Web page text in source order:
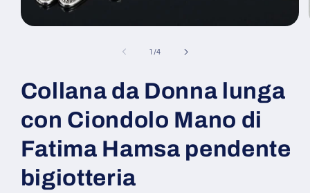
finestra
modale
1 /su
4
Collana da Donna lunga
con Ciondolo Mano di
Fatima Hamsa pendente
bigiotteria